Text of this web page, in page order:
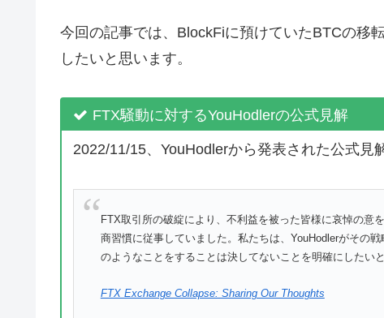
今回の記事では、BlockFiに預けていたBTCの移
したいと思います。
FTX騒動に対するYouHodlerの公式見解
2022/11/15、YouHodlerから発表された公式見
FTX取引所の破綻により、不利益を被った皆様に哀悼の意
商習慣に従事していました。私たちは、YouHodlerがその
のようなことをすることは決してないことを明確にしたいと
FTX Exchange Collapse: Sharing Our Thoughts